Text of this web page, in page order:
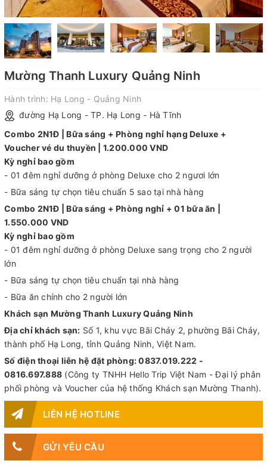
Mường Thanh Luxury Quảng Ninh
Hành trình: Hạ Long - Quảng Ninh
đường Hạ Long - TP. Hạ Long - Hà Tĩnh
Combo 2N1Đ | Bữa sáng + Phòng nghỉ hạng Deluxe +
Voucher vé du thuyền | 1.200.000 VND
Kỳ nghỉ bao gồm
- 01 đêm nghỉ dưỡng ở phòng Deluxe cho 2 ngươi lớn
- Bữa sáng tự chọn tiêu chuẩn 5 sao tại nhà hàng
Combo 2N1Đ | Bữa sáng + Phòng nghỉ + 01 bữa ăn |
1.550.000 VND
Kỳ nghỉ bao gồm
- 01 đêm nghỉ dưỡng ở phòng Deluxe sang trọng cho 2 người
lớn
- Bữa sáng tự chọn tiêu chuẩn tại nhà hàng
- Bữa ăn chính cho 2 người lớn
Khách sạn Mường Thanh Luxury Quảng Ninh
Địa chỉ khách sạn: Số 1, khu vực Bãi Cháy 2, phường Bãi Cháy,
thành phố Hạ Long, tỉnh Quảng Ninh, Việt Nam.
Số điện thoại liên hệ đặt phòng: 0837.019.222 -
0816.697.888 (Công ty TNHH Hello Trip Việt Nam - Đại lý phân
phối phòng và Voucher của hệ thống Khách sạn Mường Thanh).
LIÊN HỆ HOTLINE
GỬI YÊU CẦU